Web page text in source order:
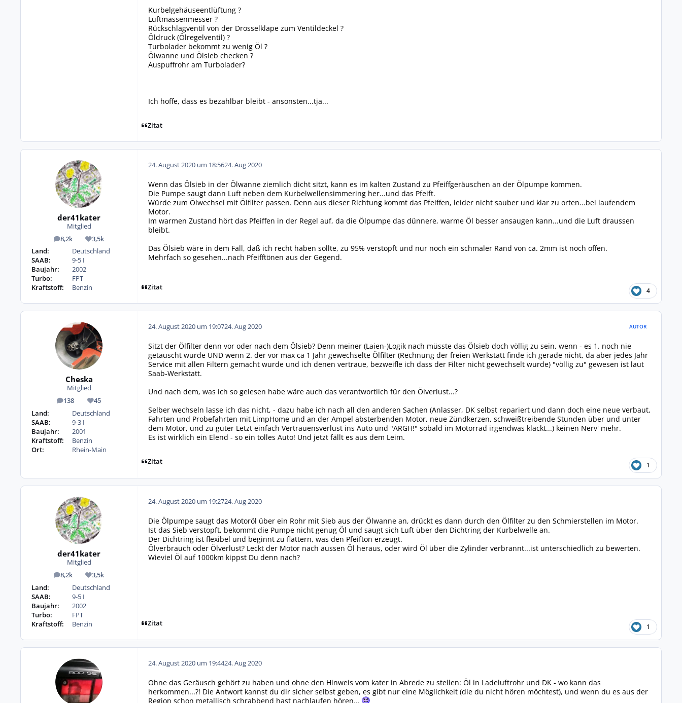
Kurbelgehäuseentlüftung ?
Luftmassenmesser ?
Rückschlagventil von der Drosselklape zum Ventildeckel ?
Öldruck (Ölregelventil) ?
Turbolader bekommt zu wenig Öl ?
Ölwanne und Ölsieb checken ?
Auspuffrohr am Turbolader?
Ich hoffe, dass es bezahlbar bleibt - ansonsten...tja...
Zitat
der41kater
Mitglied
8,2k
Beiträge 3,5k
Reputation
Land:
Deutschland
SAAB:
9-5 I
Baujahr:
2002
Turbo:
FPT
Kraftstoff:
Benzin
24. August 2020 um 18:5624. Aug 2020
Wenn das Ölsieb in der Ölwanne ziemlich dicht sitzt, kann es im kalten Zustand zu Pfeiffgeräuschen an der Ölpumpe kommen.
Die Pumpe saugt dann Luft neben dem Kurbelwellensimmering her...und das Pfeift.
Würde zum Ölwechsel mit Ölfilter passen. Denn aus dieser Richtung kommt das Pfeiffen, leider nicht sauber und klar zu orten...bei laufendem
Motor.
Im warmen Zustand hört das Pfeiffen in der Regel auf, da die Ölpumpe das dünnere, warme Öl besser ansaugen kann...und die Luft draussen
bleibt.
Das Ölsieb wäre in dem Fall, daß ich recht haben sollte, zu 95% verstopft und nur noch ein schmaler Rand von ca. 2mm ist noch offen.
Mehrfach so gesehen...nach Pfeifftönen aus der Gegend.
Zitat 4
Cheska
Mitglied
138
Beiträge 45
Reputation
Land:
Deutschland
SAAB:
9-3 I
Baujahr:
2001
Kraftstoff:
Benzin
Ort:
Rhein-Main
24. August 2020 um 19:0724. Aug 2020 AUTOR
Sitzt der Ölfilter denn vor oder nach dem Ölsieb? Denn meiner (Laien-)Logik nach müsste das Ölsieb doch völlig zu sein, wenn - es 1. noch nie
getauscht wurde UND wenn 2. der vor max ca 1 Jahr gewechselte Ölfilter (Rechnung der freien Werkstatt finde ich gerade nicht, da aber jedes Jahr
Service mit allen Filtern gemacht wurde und ich denen vertraue, bezweifle ich dass der Filter nicht gewechselt wurde) "völlig zu" gewesen ist laut
Saab-Werkstatt.
Und nach dem, was ich so gelesen habe wäre auch das verantwortlich für den Ölverlust...?
Selber wechseln lasse ich das nicht, - dazu habe ich nach all den anderen Sachen (Anlasser, DK selbst repariert und dann doch eine neue verbaut,
Fahrten und Probefahrten mit LimpHome und an der Ampel absterbenden Motor, neue Zündkerzen, schweißtreibende Stunden über und unter
dem Motor, und zu guter Letzt einfach Vertrauensverlust ins Auto und "ARGH!" sobald im Motorrad irgendwas klackt...) keinen Nerv' mehr.
Es ist wirklich ein Elend - so ein tolles Auto! Und jetzt fällt es aus dem Leim.
Zitat 1
der41kater
Mitglied
8,2k
Beiträge 3,5k
Reputation
Land:
Deutschland
SAAB:
9-5 I
Baujahr:
2002
Turbo:
FPT
Kraftstoff:
Benzin
24. August 2020 um 19:2724. Aug 2020
Die Ölpumpe saugt das Motoröl über ein Rohr mit Sieb aus der Ölwanne an, drückt es dann durch den Ölfilter zu den Schmierstellen im Motor.
Ist das Sieb verstopft, bekommt die Pumpe nicht genug Öl und saugt sich Luft über den Dichtring der Kurbelwelle an.
Der Dichtring ist flexibel und beginnt zu flattern, was den Pfeifton erzeugt.
Ölverbrauch oder Ölverlust? Leckt der Motor nach aussen Öl heraus, oder wird Öl über die Zylinder verbrannt...ist unterschiedlich zu bewerten.
Wieviel Öl auf 1000km kippst Du denn nach?
Zitat 1
24. August 2020 um 19:4424. Aug 2020
Ohne das Geräusch gehört zu haben und ohne den Hinweis vom kater in Abrede zu stellen: Öl in Ladeluftrohr und DK - wo kann das
herkommen...?! Die Antwort kannst du dir sicher selbst geben, es gibt nur eine Möglichkeit (die du nicht hören möchtest), und wenn du es aus der
Region schon metallisch schrabbend hast nachlaufen hören...